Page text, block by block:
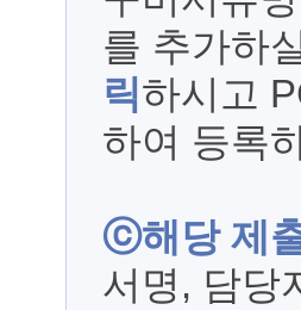
를 추가하
릭하시고
하여 등록
ⓒ해당 제
서명, 담당